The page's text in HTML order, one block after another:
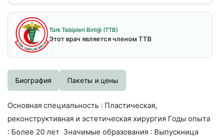
Türk Tabipleri Birliği (TTB)
Этот врач является членом TTB
Биография Пакеты и цены
Основная специальность : Пластическая,
реконструктивная и эстетическая хирургия Годы опыта
: Более 20 лет Значимые образования : Выпускница